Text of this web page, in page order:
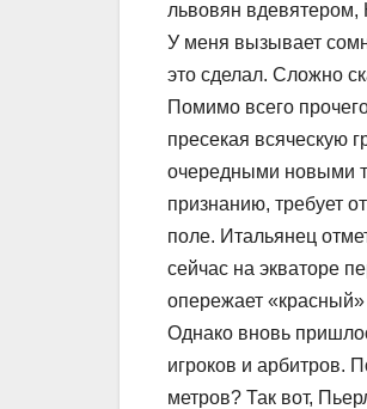
львовян вдевятером,
У меня вызывает
это сделал. Сложно
Помимо всего
пресекая всяческую
очередными новыми
признанию, требует
поле. Итальянец
сейчас на экваторе
опережает
Однако вновь
игроков и арбитров.
метров? Так вот,